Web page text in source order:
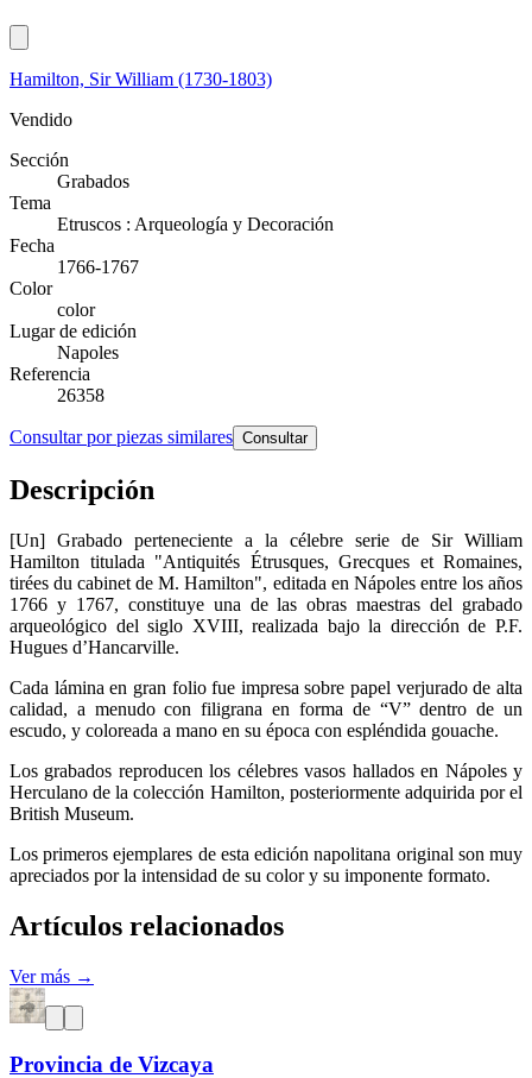
Hamilton, Sir William (1730-1803)
Vendido
Sección
Grabados
Tema
Etruscos : Arqueología y Decoración
Fecha
1766-1767
Color
color
Lugar de edición
Napoles
Referencia
26358
Consultar por piezas similares Consultar
Descripción
[Un] Grabado perteneciente a la célebre serie de Sir William
Hamilton titulada "Antiquités Étrusques, Grecques et Romaines,
tirées du cabinet de M. Hamilton", editada en Nápoles entre los años
1766 y 1767, constituye una de las obras maestras del grabado
arqueológico del siglo XVIII, realizada bajo la dirección de P.F.
Hugues d’Hancarville.
Cada lámina en gran folio fue impresa sobre papel verjurado de alta
calidad, a menudo con filigrana en forma de “V” dentro de un
escudo, y coloreada a mano en su época con espléndida gouache.
Los grabados reproducen los célebres vasos hallados en Nápoles y
Herculano de la colección Hamilton, posteriormente adquirida por el
British Museum.
Los primeros ejemplares de esta edición napolitana original son muy
apreciados por la intensidad de su color y su imponente formato.
Artículos relacionados
Ver más →
Provincia de Vizcaya